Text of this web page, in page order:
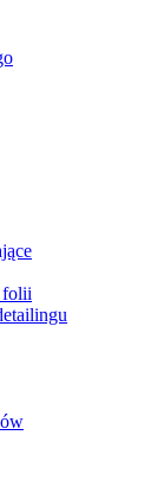
folii